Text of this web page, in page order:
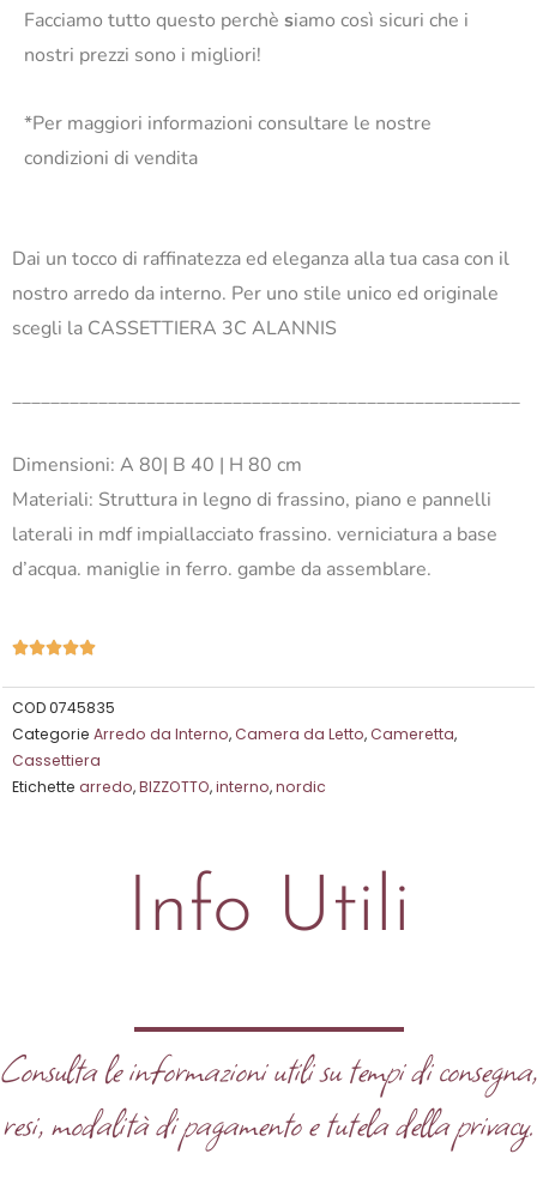
Facciamo tutto questo perchè siamo così sicuri che i
nostri prezzi sono i migliori!
*Per maggiori informazioni consultare le nostre
condizioni di vendita
Dai un tocco di raffinatezza ed eleganza alla tua casa con il
nostro arredo da interno. Per uno stile unico ed originale
scegli la CASSETTIERA 3C ALANNIS
_____________________________________________________
Dimensioni: A 80| B 40 | H 80 cm
Materiali: Struttura in legno di frassino, piano e pannelli
laterali in mdf impiallacciato frassino. verniciatura a base
d’acqua. maniglie in ferro. gambe da assemblare.
Valutazione
su
5
COD0745835
Categorie Arredo da Interno,Camera da Letto,Cameretta,
Cassettiera
Etichette arredo,BIZZOTTO,interno,nordic
Info Utili
Consulta le informazioni utili su tempi di consegna,
resi, modalità di pagamento e tutela della privacy.